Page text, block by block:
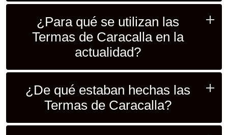
¿Para qué se utilizan las
Termas de Caracalla en la
actualidad?
¿De qué estaban hechas las
Termas de Caracalla?